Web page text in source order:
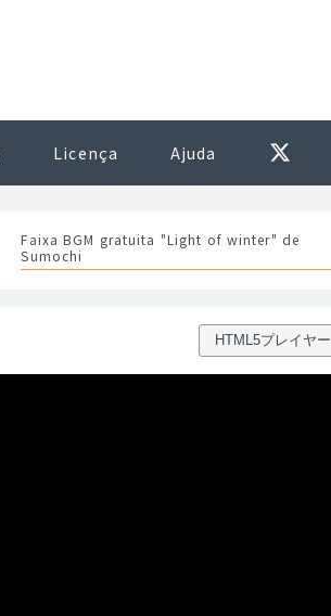
Licença Ajuda
Faixa BGM gratuita "Light of winter" de
Sumochi
HTML5プレイヤー